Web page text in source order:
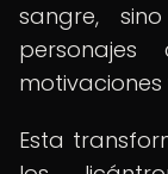
sangre,
motivaciones
Esta